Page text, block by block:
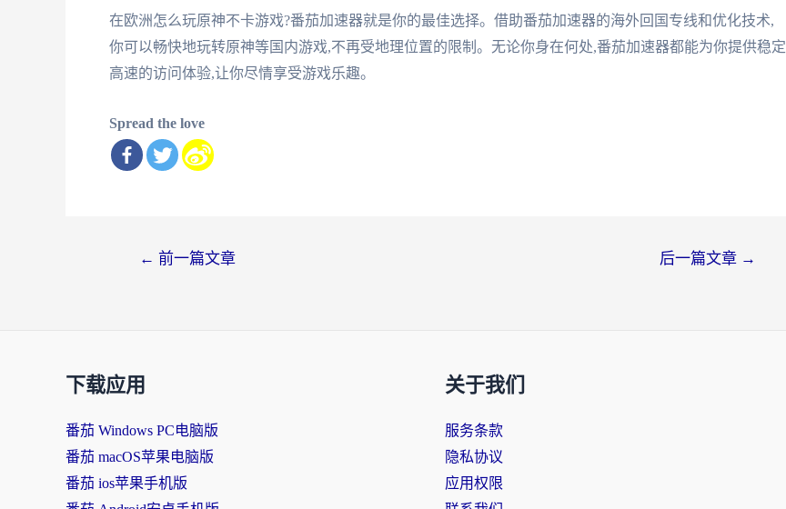
在欧洲怎么玩原神不卡游戏?番茄加速器就是你的最佳选择。借助番茄加速器的海外回国专线和优化技术,
你可以畅快地玩转原神等国内游戏,不再受地理位置的限制。无论你身在何处,番茄加速器都能为你提供稳定
高速的访问体验,让你尽情享受游戏乐趣。
Spread the love
← 前一篇文章 后一篇文章 →
下载应用
番茄 Windows PC电脑版
番茄 macOS苹果电脑版
番茄 ios苹果手机版
关于我们
服务条款
隐私协议
应用权限